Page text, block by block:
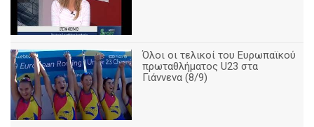
Όλοι οι τελικοί του Ευρωπαϊκού
πρωταθλήματος U23 στα
Γιάννενα (8/9)